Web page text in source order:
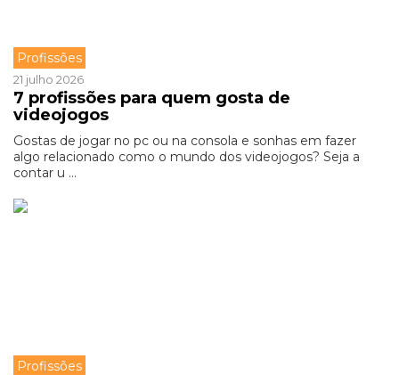
Profissões
21 julho 2026
7 profissões para quem gosta de
videojogos
Gostas de jogar no pc ou na consola e sonhas em fazer
algo relacionado como o mundo dos videojogos? Seja a
contar u ...
Profissões